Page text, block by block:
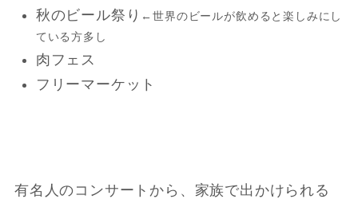
秋のビール祭り ←世界のビールが飲めると楽しみにし
ている方多し
肉フェス
フリーマーケット
有名人のコンサートから、家族で出かけられる